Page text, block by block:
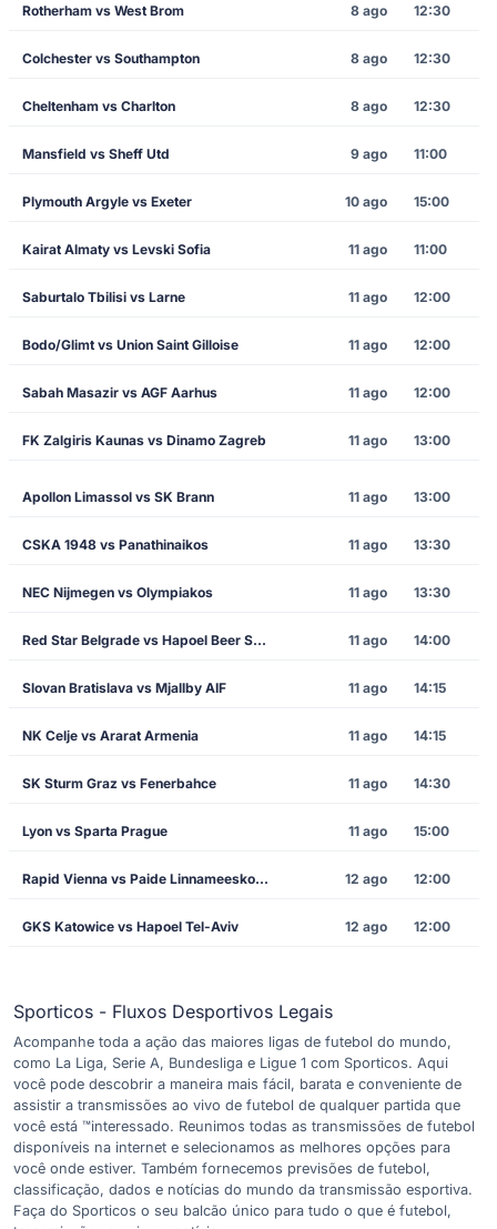
Rotherham vs West Brom 8 ago 12:30
Colchester vs Southampton 8 ago 12:30
Cheltenham vs Charlton 8 ago 12:30
Mansfield vs Sheff Utd 9 ago 11:00
Plymouth Argyle vs Exeter 10 ago 15:00
Kairat Almaty vs Levski Sofia 11 ago 11:00
Saburtalo Tbilisi vs Larne 11 ago 12:00
Bodo/Glimt vs Union Saint Gilloise 11 ago 12:00
Sabah Masazir vs AGF Aarhus 11 ago 12:00
FK Zalgiris Kaunas vs Dinamo Zagreb 11 ago 13:00
Apollon Limassol vs SK Brann 11 ago 13:00
CSKA 1948 vs Panathinaikos 11 ago 13:30
NEC Nijmegen vs Olympiakos 11 ago 13:30
Red Star Belgrade vs Hapoel Beer Sheva 11 ago 14:00
Slovan Bratislava vs Mjallby AIF 11 ago 14:15
NK Celje vs Ararat Armenia 11 ago 14:15
SK Sturm Graz vs Fenerbahce 11 ago 14:30
Lyon vs Sparta Prague 11 ago 15:00
Rapid Vienna vs Paide Linnameeskond 12 ago 12:00
GKS Katowice vs Hapoel Tel-Aviv 12 ago 12:00
Sporticos - Fluxos Desportivos Legais
Acompanhe toda a ação das maiores ligas de futebol do mundo,
como La Liga, Serie A, Bundesliga e Ligue 1 com Sporticos. Aqui
você pode descobrir a maneira mais fácil, barata e conveniente de
assistir a transmissões ao vivo de futebol de qualquer partida que
você está ™interessado. Reunimos todas as transmissões de futebol
disponíveis na internet e selecionamos as melhores opções para
você onde estiver. Também fornecemos previsões de futebol,
classificação, dados e notícias do mundo da transmissão esportiva.
Faça do Sporticos o seu balcão único para tudo o que é futebol,